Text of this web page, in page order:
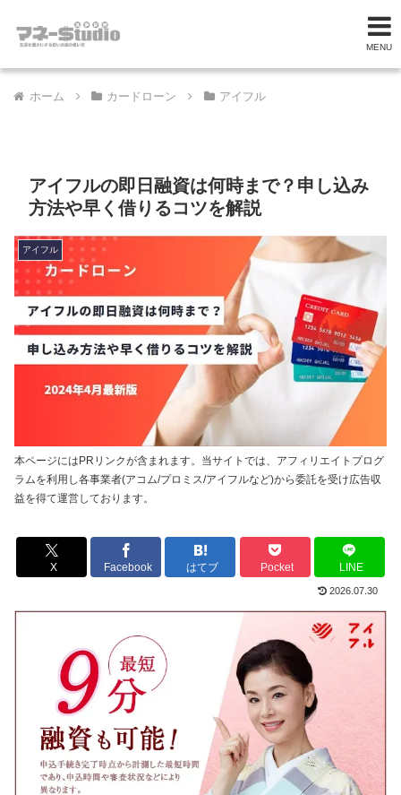
MENU
ホーム カードローン アイフル
アイフルの即日融資は何時まで？申し込み
方法や早く借りるコツを解説
本ページにはPRリンクが含まれます。当サイトでは、アフィリエイトプログ
ラムを利用し各事業者(アコム/プロミス/アイフルなど)から委託を受け広告収
益を得て運営しております。
アイフル
X Facebook はてブ Pocket LINE
2026.07.30